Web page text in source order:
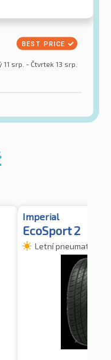
srp. - Čtvrtek 13 srp.
Imperial
EcoSport 2
Letní pneumatiky